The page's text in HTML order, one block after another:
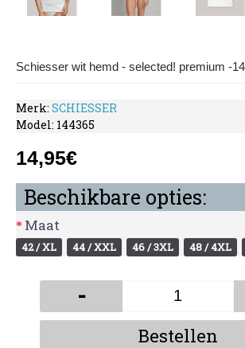
Schiesser wit hemd - selected! premium -
Merk: SCHIESSER
Model: 144365
14,95€
Beschikbare opties:
Maat
42 / XL 44 / XXL 46 / 3XL 48 / 4XL
-
Bestellen